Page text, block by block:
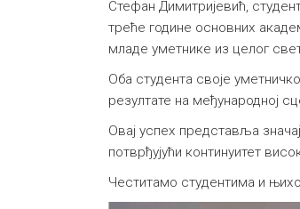
Стефан Димитријевић,
треће године основних
младе уметнике из целог
Оба студента своје
резултате на међународној
Овај успех представља
потврђујући континуитет
Честитамо студентима и